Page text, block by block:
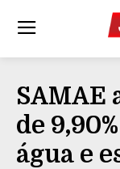
SAMAE
de
água e